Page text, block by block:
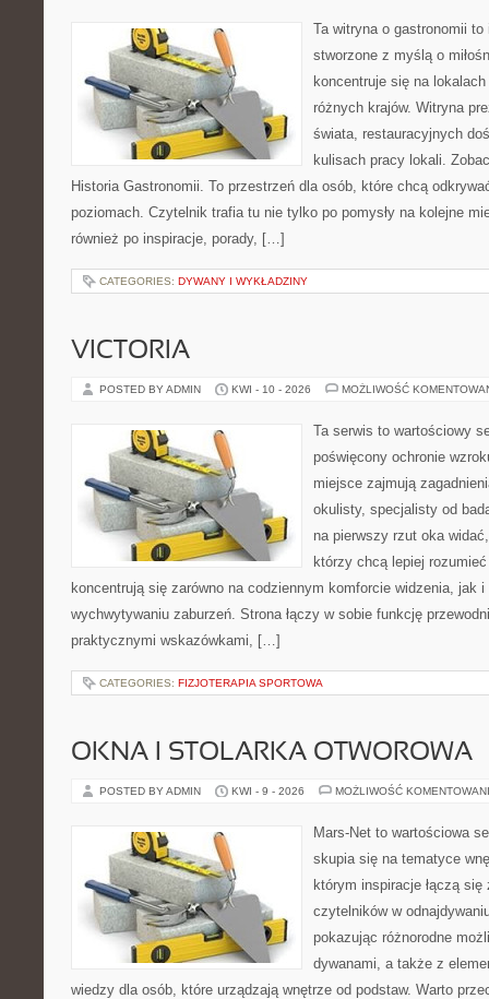
Ta witryna o gastronomii
stworzone z myślą o
koncentruje się na
różnych krajów. Witryna
świata, restauracyjnych
kulisach pracy lokali.
Historia Gastronomii. To przestrzeń dla osób, które chcą
poziomach. Czytelnik trafia tu nie tylko po pomysły na kolejne
również po inspiracje, porady, […]
CATEGORIES: DYWANY I WYKŁADZINY
VICTORIA
POSTED BY ADMIN KWI - 10 - 2026 MOŻLIWOŚĆ
Ta serwis to wartościowy
poświęcony ochronie
miejsce zajmują
okulisty, specjalisty od
na pierwszy rzut oka
którzy chcą lepiej
koncentrują się zarówno na codziennym komforcie widzenia, jak
wychwytywaniu zaburzeń. Strona łączy w sobie funkcję
praktycznymi wskazówkami, […]
CATEGORIES: FIZJOTERAPIA SPORTOWA
OKNA I STOLARKA OTWOROWA
POSTED BY ADMIN KWI - 9 - 2026 MOŻLIWOŚĆ
Mars-Net to wartościowa
skupia się na tematyce
którym inspiracje łączą
czytelników w
pokazując różnorodne
dywanami, a także z
wiedzy dla osób, które urządzają wnętrze od podstaw. Warto